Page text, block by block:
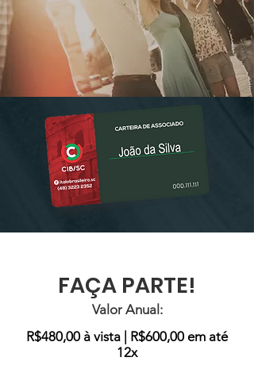
FAÇA PARTE!
Valor Anual:
R$480,00 à vista | R$600,00 em até
12x